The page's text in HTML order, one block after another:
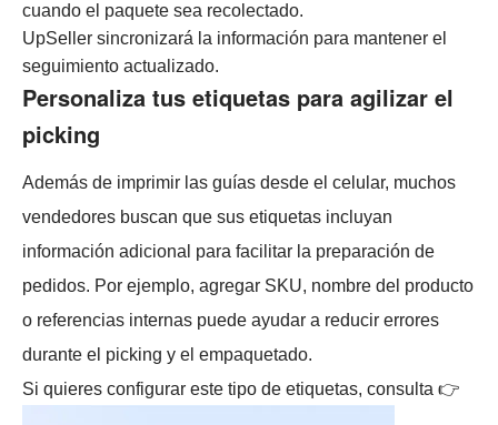
cuando el paquete sea recolectado.
UpSeller sincronizará la información para mantener el
seguimiento actualizado.
Personaliza tus etiquetas para agilizar el
picking
Además de imprimir las guías desde el celular, muchos
vendedores buscan que sus etiquetas incluyan
información adicional para facilitar la preparación de
pedidos. Por ejemplo, agregar SKU, nombre del producto
o referencias internas puede ayudar a reducir errores
durante el picking y el empaquetado.
Si quieres configurar este tipo de etiquetas, consulta 👉